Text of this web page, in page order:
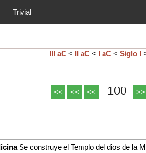
cultura, etc.) de la
Trivial
III aC < II aC < I aC < Siglo I
<< << << 100 >>
Se construye el Templo del dios de la